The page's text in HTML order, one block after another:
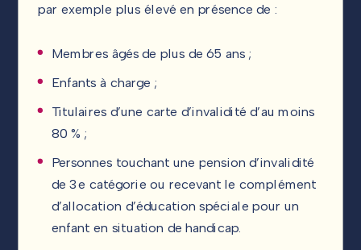
par exemple plus élevé en présence de :
Membres âgés de plus de 65 ans ;
Enfants à charge ;
Titulaires d’une carte d’invalidité d’au moins
80 % ;
Personnes touchant une pension d’invalidité
de 3e catégorie ou recevant le complément
d’allocation d’éducation spéciale pour un
enfant en situation de handicap.